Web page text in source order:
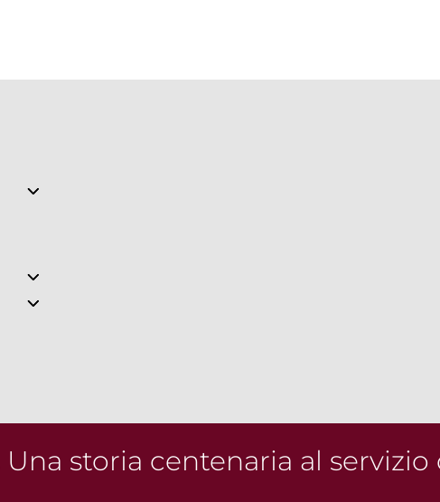
Una storia centenaria al